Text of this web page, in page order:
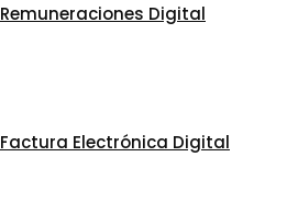
Remuneraciones Digital
Factura Electrónica Digital